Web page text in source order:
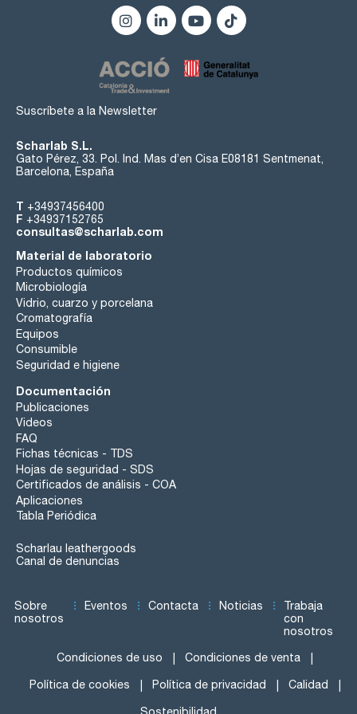
Suscríbete a la Newsletter
Scharlab S.L.
Gato Pérez, 33. Pol. Ind. Mas d’en Cisa E08181 Sentmenat,
Barcelona, España
T +34937456400
F +34937152765
consultas@scharlab.com
Material de laboratorio
Productos químicos
Microbiología
Vidrio, cuarzo y porcelana
Cromatografía
Equipos
Consumible
Seguridad e higiene
Documentación
Publicaciones
Videos
FAQ
Fichas técnicas - TDS
Hojas de seguridad - SDS
Certificados de análisis - COA
Aplicaciones
Tabla Periódica
Scharlau leathergoods
Canal de denuncias
Sobre
nosotros
Eventos Contacta Noticias
Trabaja
con
nosotros
Condiciones de uso Condiciones de venta
Política de cookies Política de privacidad Calidad